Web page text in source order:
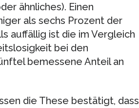
ähnliches). Einen
als sechs Prozent der
auffällig ist die im Vergleich
bei den
bemessene Anteil an
die These bestätigt, dass